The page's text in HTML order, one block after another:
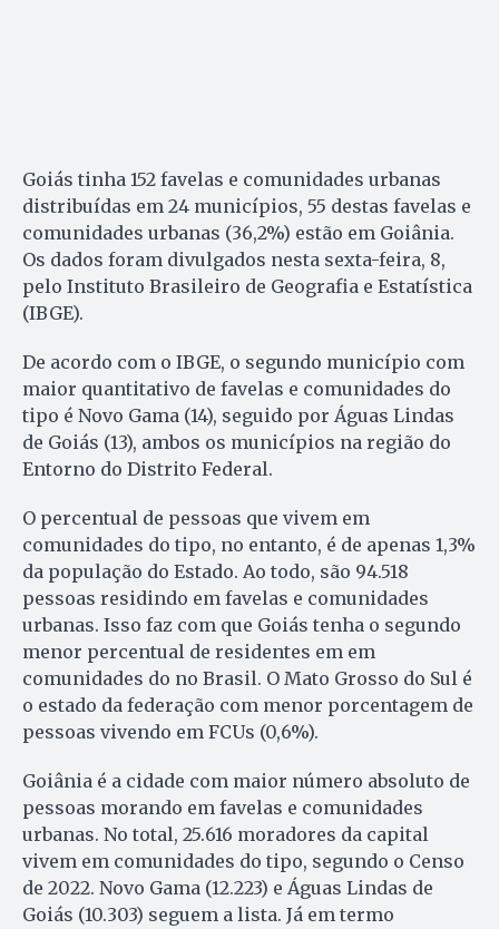
Goiás tinha 152 favelas e comunidades urbanas
distribuídas em 24 municípios, 55 destas favelas e
comunidades urbanas (36,2%) estão em Goiânia.
Os dados foram divulgados nesta sexta-feira, 8,
pelo Instituto Brasileiro de Geografia e Estatística
(IBGE).
De acordo com o IBGE, o segundo município com
maior quantitativo de favelas e comunidades do
tipo é Novo Gama (14), seguido por Águas Lindas
de Goiás (13), ambos os municípios na região do
Entorno do Distrito Federal.
O percentual de pessoas que vivem em
comunidades do tipo, no entanto, é de apenas 1,3%
da população do Estado. Ao todo, são 94.518
pessoas residindo em favelas e comunidades
urbanas. Isso faz com que Goiás tenha o segundo
menor percentual de residentes em em
comunidades do no Brasil. O Mato Grosso do Sul é
o estado da federação com menor porcentagem de
pessoas vivendo em FCUs (0,6%).
Goiânia é a cidade com maior número absoluto de
pessoas morando em favelas e comunidades
urbanas. No total, 25.616 moradores da capital
vivem em comunidades do tipo, segundo o Censo
de 2022. Novo Gama (12.223) e Águas Lindas de
Goiás (10.303) seguem a lista. Já em termo